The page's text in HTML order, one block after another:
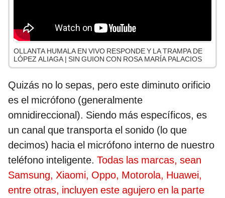
OLLANTA HUMALA EN VIVO RESPONDE Y LA TRAMPA DE
LÓPEZ ALIAGA | SIN GUION CON ROSA MARÍA PALACIOS
Quizás no lo sepas, pero este diminuto orificio
es el micrófono (generalmente
omnidireccional). Siendo más específicos, es
un canal que transporta el sonido (lo que
decimos) hacia el micrófono interno de nuestro
teléfono inteligente. Todas las marcas, sean
Samsung, Xiaomi, Oppo, Motorola, Huawei,
entre otras, incluyen este agujero en la parte